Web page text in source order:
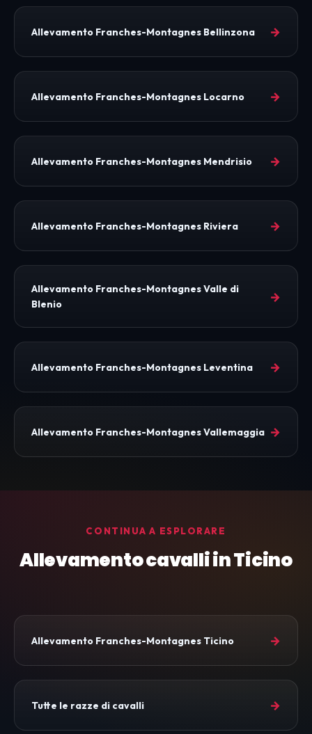
Allevamento Franches-Montagnes Bellinzona →
Allevamento Franches-Montagnes Locarno →
Allevamento Franches-Montagnes Mendrisio →
Allevamento Franches-Montagnes Riviera →
Allevamento Franches-Montagnes Valle di
Blenio
→
Allevamento Franches-Montagnes Leventina →
Allevamento Franches-Montagnes Vallemaggia →
CONTINUA A ESPLORARE
Allevamento cavalli in Ticino
Allevamento Franches-Montagnes Ticino →
Tutte le razze di cavalli →